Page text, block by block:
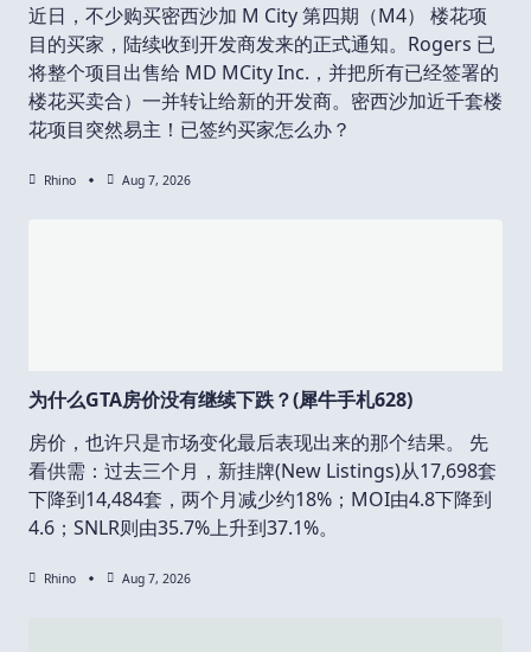
近日，不少购买密西沙加 M City 第四期（M4） 楼花项
目的买家，陆续收到开发商发来的正式通知。Rogers 已
将整个项目出售给 MD MCity Inc.，并把所有已经签署的
楼花买卖合）一并转让给新的开发商。密西沙加近千套楼
花项目突然易主！已签约买家怎么办？
Rhino Aug 7, 2026
为什么GTA房价没有继续下跌？(犀牛手札628)
房价，也许只是市场变化最后表现出来的那个结果。 先
看供需：过去三个月，新挂牌(New Listings)从17,698套
下降到14,484套，两个月减少约18%；MOI由4.8下降到
4.6；SNLR则由35.7%上升到37.1%。
Rhino Aug 7, 2026